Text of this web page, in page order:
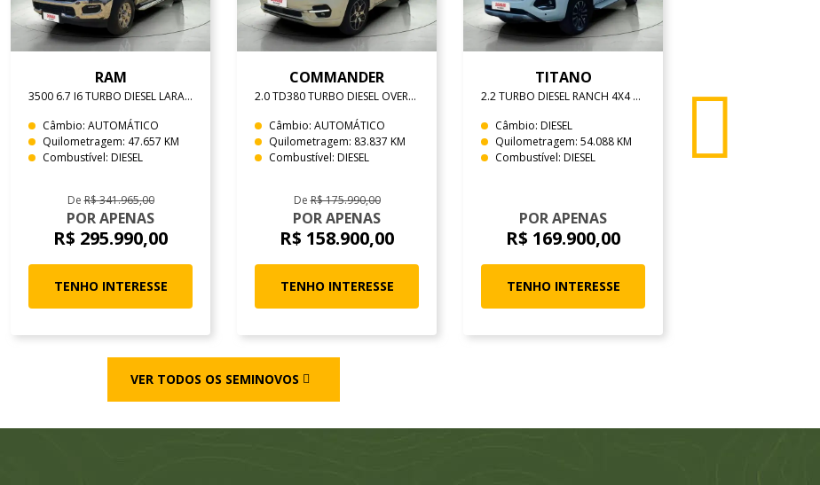
RAM
3500 6.7 I6 TURBO DIESEL LARAMIE CD 4X4 AUTOMÁTICO
Câmbio: AUTOMÁTICO
Quilometragem: 47.657 KM
Combustível: DIESEL
DeR$ 341.965,00
POR APENAS
R$ 295.990,00
TENHO INTERESSE
COMMANDER
2.0 TD380 TURBO DIESEL OVERLAND AT9
Câmbio: AUTOMÁTICO
Quilometragem: 83.837 KM
Combustível: DIESEL
DeR$ 175.990,00
POR APENAS
R$ 158.900,00
TENHO INTERESSE
TITANO
2.2 TURBO DIESEL RANCH 4X4 AT6
Câmbio: DIESEL
Quilometragem: 54.088 KM
Combustível: DIESEL
POR APENAS
R$ 169.900,00
TENHO INTERESSE
Combustível: FLEX
VER TODOS OS SEMINOVOS